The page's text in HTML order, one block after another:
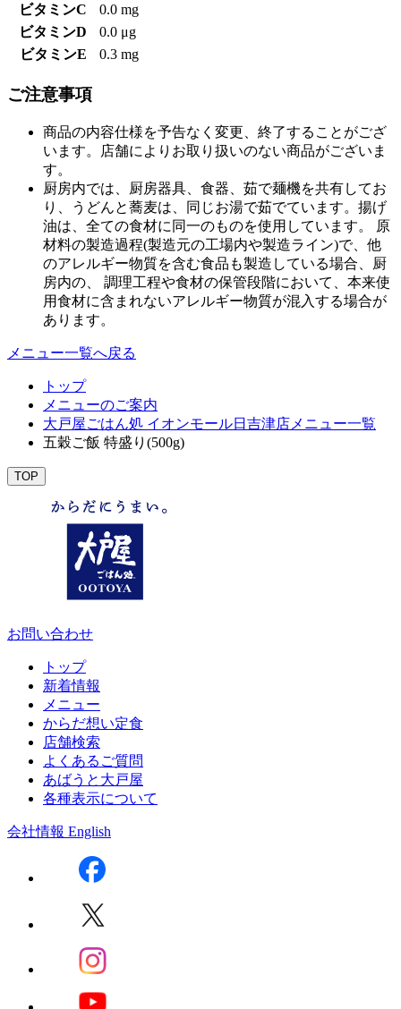
ビタミンC
0.0 mg
ビタミンD
0.0 μg
ビタミンE
0.3 mg
ご注意事項
商品の内容仕様を予告なく変更、終了することがござ
います。店舗によりお取り扱いのない商品がございま
す。
厨房内では、厨房器具、食器、茹で麺機を共有してお
り、うどんと蕎麦は、同じお湯で茹でています。揚げ
油は、全ての食材に同一のものを使用しています。 原
材料の製造過程(製造元の工場内や製造ライン)で、他
のアレルギー物質を含む食品も製造している場合、厨
房内の、 調理工程や食材の保管段階において、本来使
用食材に含まれないアレルギー物質が混入する場合が
あります。
メニュー一覧へ戻る
トップ
メニューのご案内
大戸屋ごはん処 イオンモール日吉津店メニュー一覧
五穀ご飯 特盛り(500g)
TOP
お問い合わせ
トップ
新着情報
メニュー
からだ想い定食
店舗検索
よくあるご質問
あばうと大戸屋
各種表示について
会社情報 English